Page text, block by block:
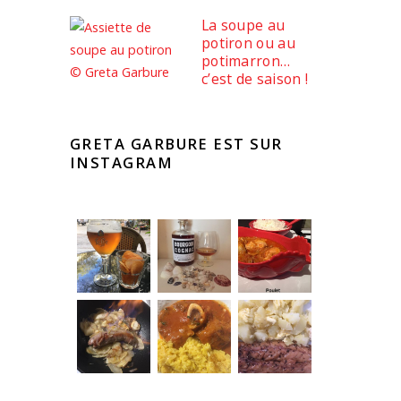
La soupe au
potiron ou au
potimarron…
c’est de saison !
GRETA GARBURE EST SUR
INSTAGRAM